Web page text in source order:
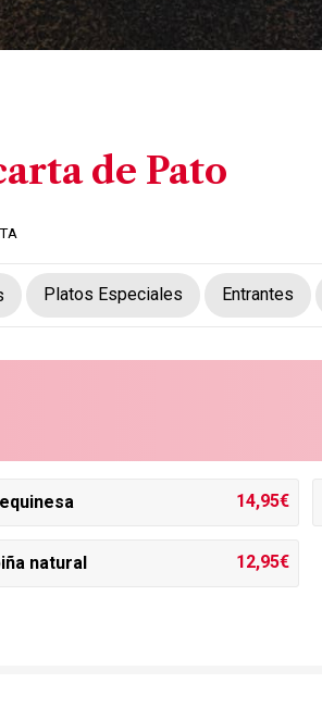
de Pato
Platos Especiales Entrantes
14,95€
natural 12,95€